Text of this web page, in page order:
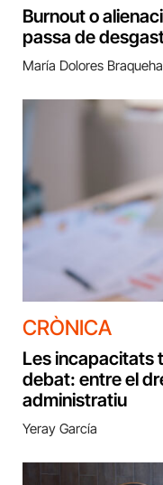
Burnout o
passa de
María Dolores
CRÒNICA
Les incapacitats
debat: entre el
administratiu
Yeray García